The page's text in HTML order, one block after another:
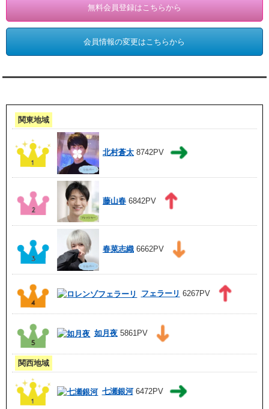
無料会員登録はこちらから
会員情報の変更はこちらから
関東地域
北村蒼太8742PV
藤山春6842PV
春菜志織6662PV
フェラーリ 6267PV
如月夜5861PV
関西地域
七瀬銀河6472PV